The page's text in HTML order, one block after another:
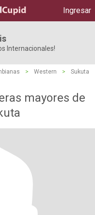
Ingresar
Internacionales!
> Western >
Sukuta
mayores de